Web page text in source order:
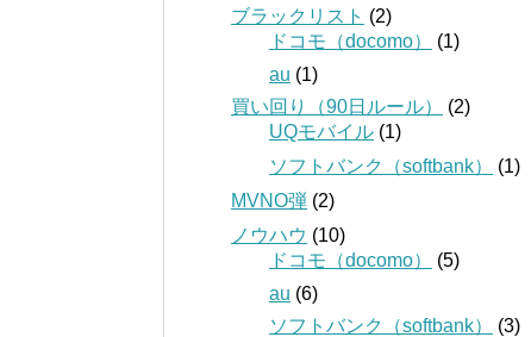
ブラックリスト (2)
ドコモ（docomo）
(1)
au (1)
買い回り（90日ルール）
(2)
UQモバイル (1)
ソフトバンク（softbank）
(1)
MVNO弾 (2)
ノウハウ (10)
ドコモ（docomo）
(5)
au (6)
ソフトバンク（softbank）
(3)